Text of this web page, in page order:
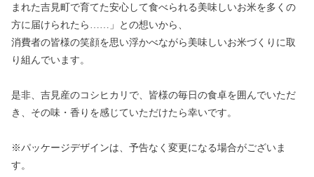
まれた吉見町で育てた安心して食べられる美味しいお米を多くの
方に届けられたら……」との想いから、
消費者の皆様の笑顔を思い浮かべながら美味しいお米づくりに取
り組んでいます。
是非、吉見産のコシヒカリで、皆様の毎日の食卓を囲んでいただ
き、その味・香りを感じていただけたら幸いです。
※パッケージデザインは、予告なく変更になる場合がございま
す。